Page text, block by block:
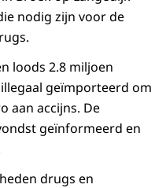
nodig zijn voor de
loods 2.8 miljoen
geïmporteerd om
aan accijns. De
geïnformeerd en
drugs en